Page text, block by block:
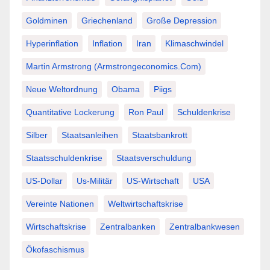
Goldminen Griechenland Große Depression
Hyperinflation Inflation Iran Klimaschwindel
Martin Armstrong (Armstrongeconomics.com)
Neue Weltordnung Obama Piigs
Quantitative Lockerung Ron Paul Schuldenkrise
Silber Staatsanleihen Staatsbankrott
Staatsschuldenkrise Staatsverschuldung
US-Dollar Us-Militär US-Wirtschaft USA
Vereinte Nationen Weltwirtschaftskrise
Wirtschaftskrise Zentralbanken Zentralbankwesen
Ökofaschismus